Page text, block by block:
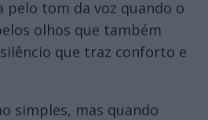
pelo tom da voz quando o
olhos que também
que traz conforto e
simples, mas quando